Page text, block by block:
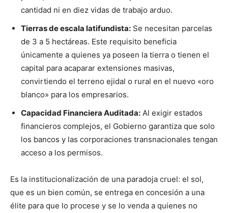
cantidad ni en diez vidas de trabajo arduo.
Tierras de escala latifundista: Se necesitan parcelas
de 3 a 5 hectáreas. Este requisito beneficia
únicamente a quienes ya poseen la tierra o tienen el
capital para acaparar extensiones masivas,
convirtiendo el terreno ejidal o rural en el nuevo «oro
blanco» para los empresarios.
Capacidad Financiera Auditada: Al exigir estados
financieros complejos, el Gobierno garantiza que solo
los bancos y las corporaciones transnacionales tengan
acceso a los permisos.
Es la institucionalización de una paradoja cruel: el sol,
que es un bien común, se entrega en concesión a una
élite para que lo procese y se lo venda a quienes no